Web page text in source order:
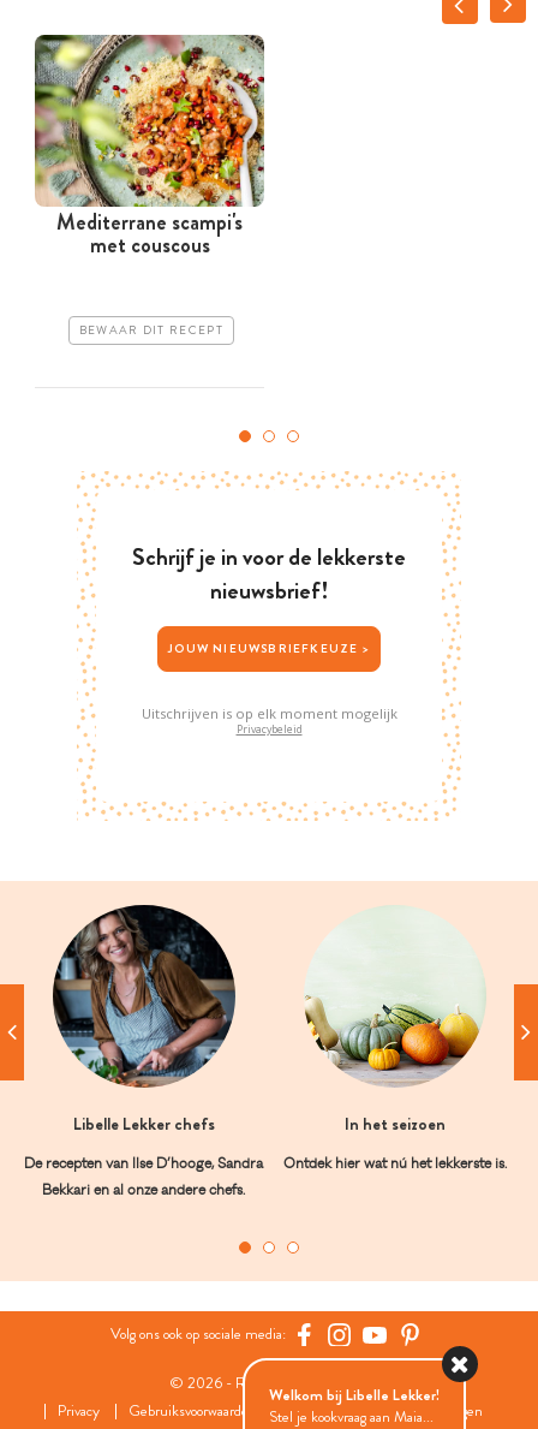
Mediterrane scampi's
met couscous
BEWAAR DIT RECEPT
Schrijf je in voor de lekkerste
nieuwsbrief!
JOUW NIEUWSBRIEFKEUZE >
Uitschrijven is op elk moment mogelijk
Privacybeleid
Libelle Lekker chefs
De recepten van Ilse D’hooge, Sandra
Bekkari en al onze andere chefs.
In het seizoen
Ontdek hier wat nú het lekkerste is.
Volg ons ook op sociale media:
© 2026 - Roularta Media Group
Privacy
Gebruiksvoorwaarden Cookies Cookies instellingen
Welkom bij Libelle Lekker!
Stel je kookvraag aan Maia...